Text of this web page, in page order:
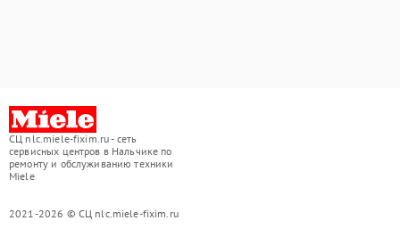
СЦ nlc.miele-fixim.ru - сеть
сервисных центров в Нальчике по
ремонту и обслуживанию техники
Miele
2021-2026 © СЦ nlc.miele-fixim.ru